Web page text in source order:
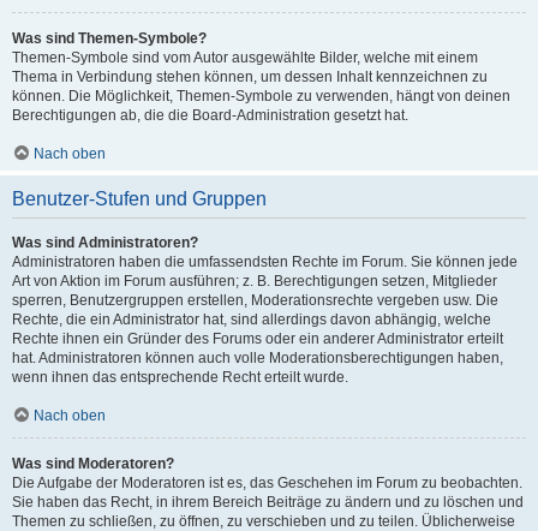
Was sind Themen-Symbole?
Themen-Symbole sind vom Autor ausgewählte Bilder, welche mit einem
Thema in Verbindung stehen können, um dessen Inhalt kennzeichnen zu
können. Die Möglichkeit, Themen-Symbole zu verwenden, hängt von deinen
Berechtigungen ab, die die Board-Administration gesetzt hat.
Nach oben
Benutzer-Stufen und Gruppen
Was sind Administratoren?
Administratoren haben die umfassendsten Rechte im Forum. Sie können jede
Art von Aktion im Forum ausführen; z. B. Berechtigungen setzen, Mitglieder
sperren, Benutzergruppen erstellen, Moderationsrechte vergeben usw. Die
Rechte, die ein Administrator hat, sind allerdings davon abhängig, welche
Rechte ihnen ein Gründer des Forums oder ein anderer Administrator erteilt
hat. Administratoren können auch volle Moderationsberechtigungen haben,
wenn ihnen das entsprechende Recht erteilt wurde.
Nach oben
Was sind Moderatoren?
Die Aufgabe der Moderatoren ist es, das Geschehen im Forum zu beobachten.
Sie haben das Recht, in ihrem Bereich Beiträge zu ändern und zu löschen und
Themen zu schließen, zu öffnen, zu verschieben und zu teilen. Üblicherweise